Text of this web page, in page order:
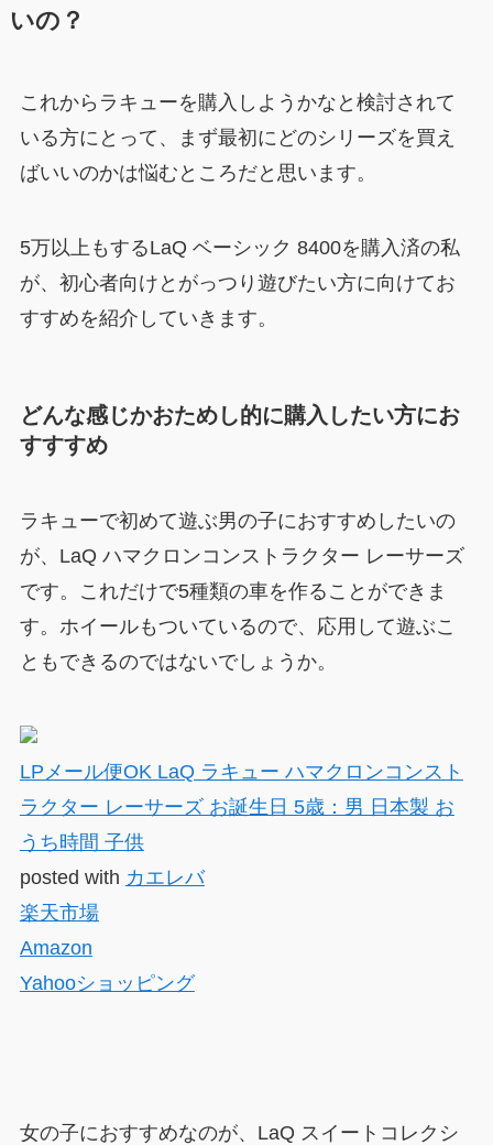
いの？
これからラキューを購入しようかなと検討されて
いる方にとって、まず最初にどのシリーズを買え
ばいいのかは悩むところだと思います。
5万以上もするLaQ ベーシック 8400を購入済の私
が、初心者向けとがっつり遊びたい方に向けてお
すすめを紹介していきます。
どんな感じかおためし的に購入したい方にお
すすすめ
ラキューで初めて遊ぶ男の子におすすめしたいの
が、LaQ ハマクロンコンストラクター レーサーズ
です。これだけで5種類の車を作ることができま
す。ホイールもついているので、応用して遊ぶこ
ともできるのではないでしょうか。
LPメール便OK LaQ ラキュー ハマクロンコンスト
ラクター レーサーズ お誕生日 5歳：男 日本製 お
うち時間 子供
posted with カエレバ
楽天市場
Amazon
Yahooショッピング
女の子におすすめなのが、LaQ スイートコレクシ